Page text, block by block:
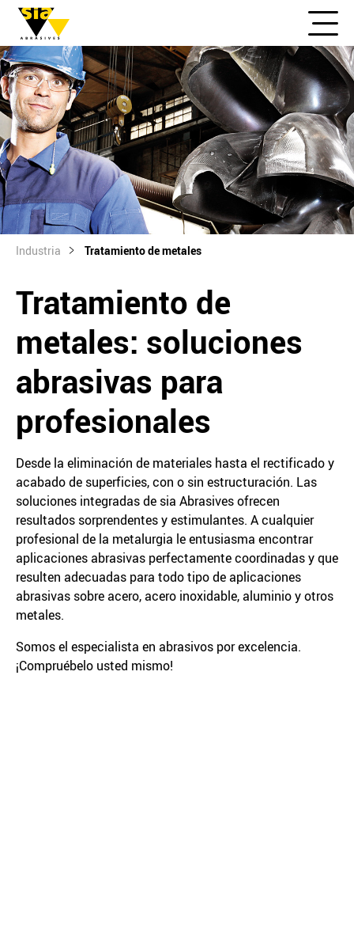
Industria Tratamiento de metales
Tratamiento de
metales: soluciones
abrasivas para
profesionales
Desde la eliminación de materiales hasta el rectificado y
acabado de superficies, con o sin estructuración. Las
soluciones integradas de sia Abrasives ofrecen
resultados sorprendentes y estimulantes. A cualquier
profesional de la metalurgia le entusiasma encontrar
aplicaciones abrasivas perfectamente coordinadas y que
resulten adecuadas para todo tipo de aplicaciones
abrasivas sobre acero, acero inoxidable, aluminio y otros
metales.
Somos el especialista en abrasivos por excelencia.
¡Compruébelo usted mismo!